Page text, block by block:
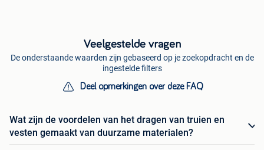
Veelgestelde vragen
De onderstaande waarden zijn gebaseerd op je zoekopdracht en de
ingestelde filters
Deel opmerkingen over deze FAQ
Wat zijn de voordelen van het dragen van truien en
vesten gemaakt van duurzame materialen?